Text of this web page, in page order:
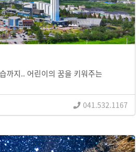
까지.. 어린이의 꿈을 키워주는
041.532.1167